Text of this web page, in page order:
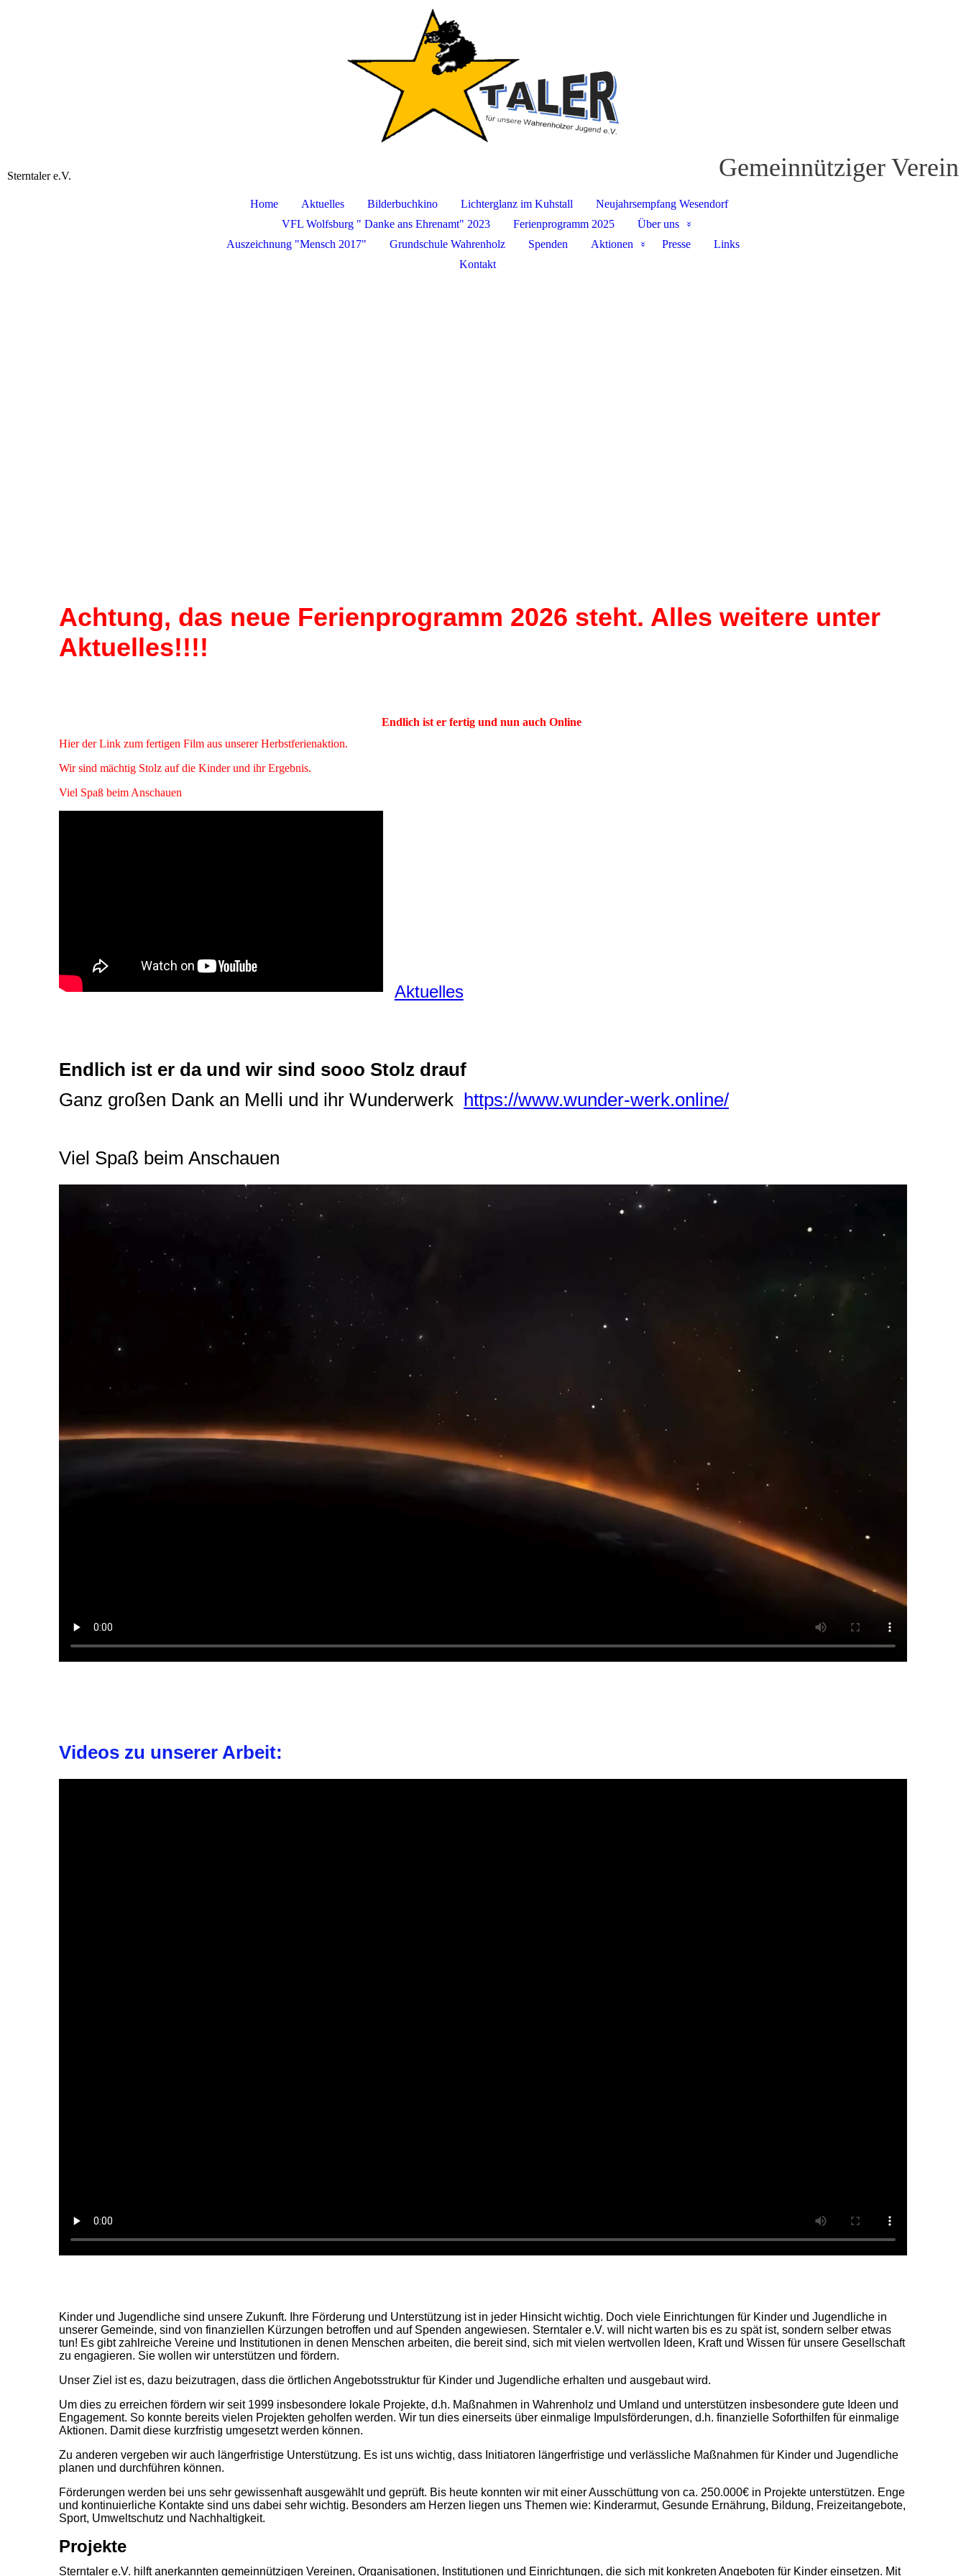
Sterntaler e.V. Gemeinnütziger Verein
Home Aktuelles Bilderbuchkino Lichterglanz im Kuhstall
Neujahrsempfang Wesendorf
VFL Wolfsburg " Danke ans Ehrenamt" 2023
Ferienprogramm 2025
Über uns
Auszeichnung "Mensch 2017"
Grundschule Wahrenholz Spenden Aktionen Presse
Links
Kontakt
Achtung, das neue Ferienprogramm 2026 steht. Alles weitere unter
Aktuelles!!!!
Endlich ist er fertig und nun auch Online
Hier der Link zum fertigen Film aus unserer Herbstferienaktion.
Wir sind mächtig Stolz auf die Kinder und ihr Ergebnis.
Viel Spaß beim Anschauen
Aktuelles
Endlich ist er da und wir sind sooo Stolz drauf
Ganz großen Dank an Melli und ihr Wunderwerk https://www.wunder-werk.online/
Viel Spaß beim Anschauen
Videos zu unserer Arbeit:
Kinder und Jugendliche sind unsere Zukunft. Ihre Förderung und Unterstützung ist in jeder Hinsicht wichtig. Doch viele Einrichtungen für Kinder und Jugendliche in
unserer Gemeinde, sind von finanziellen Kürzungen betroffen und auf Spenden angewiesen. Sterntaler e.V. will nicht warten bis es zu spät ist, sondern selber etwas
tun! Es gibt zahlreiche Vereine und Institutionen in denen Menschen arbeiten, die bereit sind, sich mit vielen wertvollen Ideen, Kraft und Wissen für unsere Gesellschaft
zu engagieren. Sie wollen wir unterstützen und fördern.
Unser Ziel ist es, dazu beizutragen, dass die örtlichen Angebotsstruktur für Kinder und Jugendliche erhalten und ausgebaut wird.
Um dies zu erreichen fördern wir seit 1999 insbesondere lokale Projekte, d.h. Maßnahmen in Wahrenholz und Umland und unterstützen insbesondere gute Ideen und
Engagement. So konnte bereits vielen Projekten geholfen werden. Wir tun dies einerseits über einmalige Impulsförderungen, d.h. finanzielle Soforthilfen für einmalige
Aktionen. Damit diese kurzfristig umgesetzt werden können.
Zu anderen vergeben wir auch längerfristige Unterstützung. Es ist uns wichtig, dass Initiatoren längerfristige und verlässliche Maßnahmen für Kinder und Jugendliche
planen und durchführen können.
Förderungen werden bei uns sehr gewissenhaft ausgewählt und geprüft. Bis heute konnten wir mit einer Ausschüttung von ca. 250.000€ in Projekte unterstützen. Enge
und kontinuierliche Kontakte sind uns dabei sehr wichtig. Besonders am Herzen liegen uns Themen wie: Kinderarmut, Gesunde Ernährung, Bildung, Freizeitangebote,
Sport, Umweltschutz und Nachhaltigkeit.
Projekte
Sterntaler e.V. hilft anerkannten gemeinnützigen Vereinen, Organisationen, Institutionen und Einrichtungen, die sich mit konkreten Angeboten für Kinder einsetzen. Mit